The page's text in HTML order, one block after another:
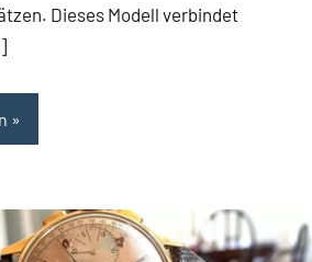
Dieses Modell verbindet